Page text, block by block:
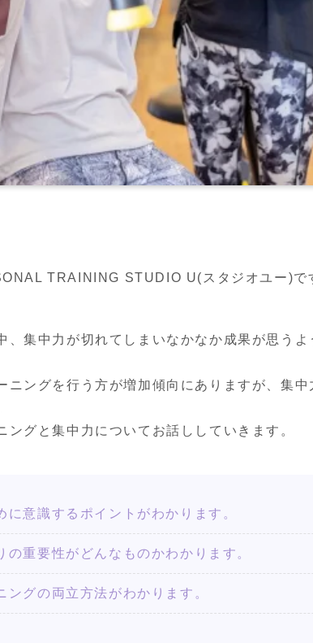
TRAINING STUDIO U(スタジオユー)で
、集中力が切れてしまいなかなか成果が思う
ニングを行う方が増加傾向にありますが、集
グと集中力についてお話ししていきます。
に意識するポイントがわかります。
の重要性がどんなものかわかります。
グの両立方法がわかります。